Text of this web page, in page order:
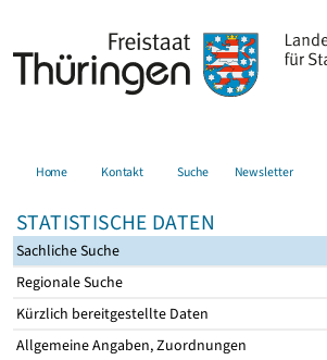
Home Kontakt Suche Newsletter
STATISTISCHE DATEN
Sachliche Suche
Regionale Suche
Kürzlich bereitgestellte Daten
Allgemeine Angaben, Zuordnungen